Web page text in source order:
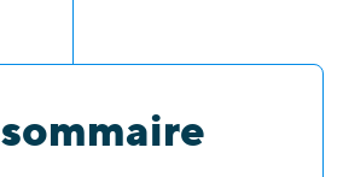
sommaire